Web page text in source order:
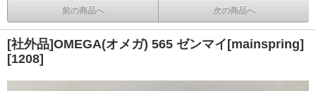
前の商品へ 次の商品へ
[社外品]OMEGA(オメガ) 565 ゼンマイ[mainspring]
[1208]